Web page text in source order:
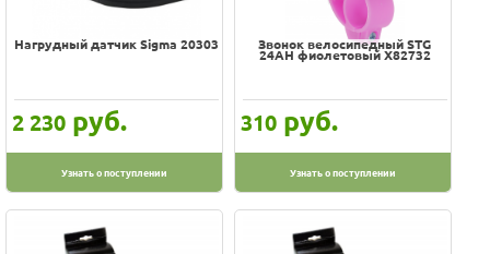
Нагрудный датчик Sigma 20303
2 230 руб.
Узнать о поступлении
Звонок велосипедный STG
24AH фиолетовый Х82732
310 руб.
Узнать о поступлении